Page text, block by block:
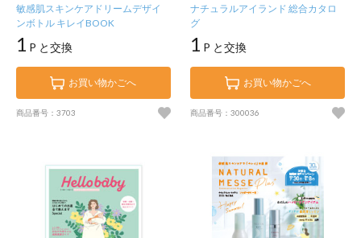
敏感肌スキンケアドリームデザイ
ンボトル キレイBOOK
1 P と交換
お買い物かごへ
商品番号：3703
ナチュラルアイランド 総合カタロ
グ
1 P と交換
お買い物かごへ
商品番号：300036